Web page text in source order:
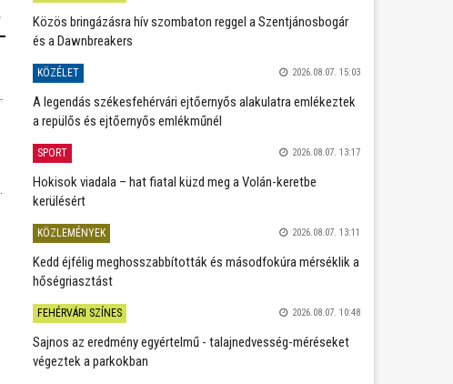
Közös bringázásra hív szombaton reggel a Szentjánosbogár
és a Dawnbreakers
KÖZÉLET 2026.08.07. 15:03
A legendás székesfehérvári ejtőernyős alakulatra emlékeztek
a repülős és ejtőernyős emlékműnél
SPORT 2026.08.07. 13:17
Hokisok viadala – hat fiatal küzd meg a Volán-keretbe
kerülésért
KÖZLEMÉNYEK 2026.08.07. 13:11
Kedd éjfélig meghosszabbították és másodfokúra mérséklik a
hőségriasztást
FEHÉRVÁRI SZÍNES 2026.08.07. 10:48
Sajnos az eredmény egyértelmű - talajnedvesség-méréseket
végeztek a parkokban